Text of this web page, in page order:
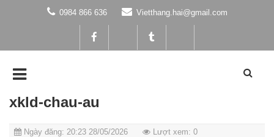
0984 866 636 Vietthang.hai@gmail.com
xkld-chau-au
Ngày đăng: 20:23 28/05/2026
Lượt xem: 0